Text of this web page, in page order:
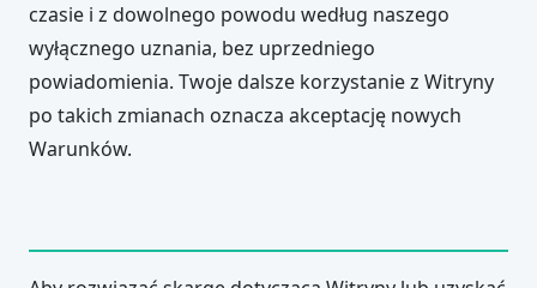
czasie i z dowolnego powodu według naszego
wyłącznego uznania, bez uprzedniego
powiadomienia. Twoje dalsze korzystanie z Witryny
po takich zmianach oznacza akceptację nowych
Warunków.